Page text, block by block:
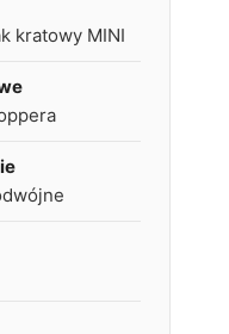
kratowy MINI